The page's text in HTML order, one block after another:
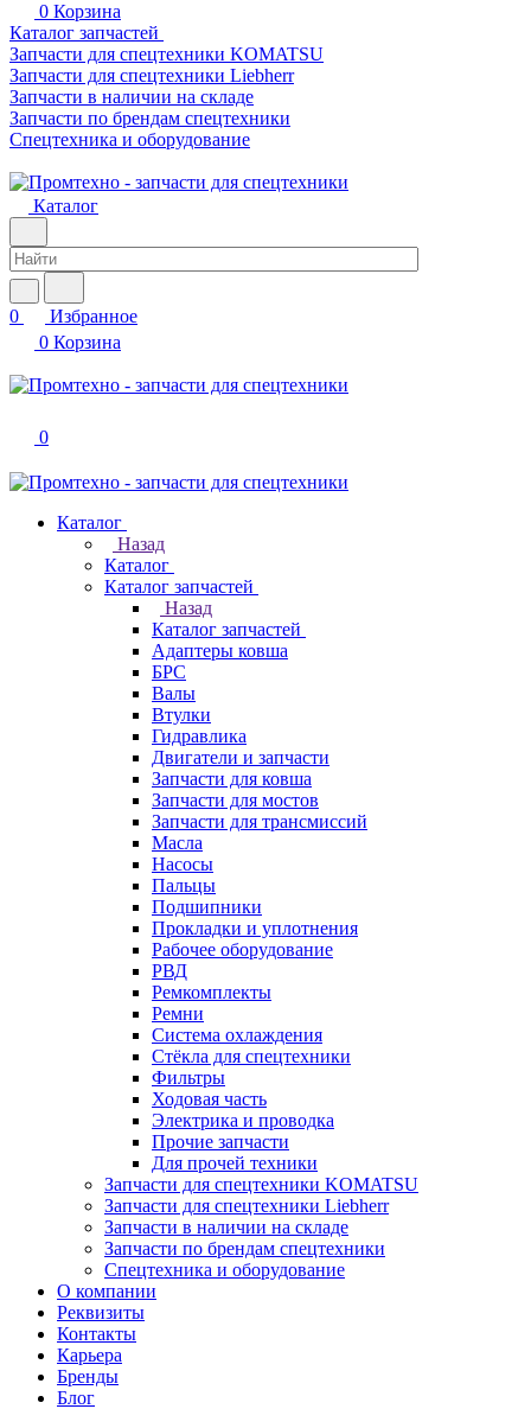
0 Корзина
Каталог запчастей
Запчасти для спецтехники KOMATSU
Запчасти для спецтехники Liebherr
Запчасти в наличии на складе
Запчасти по брендам спецтехники
Спецтехника и оборудование
Каталог
0
Избранное
0 Корзина
0
Каталог
Назад
Каталог
Каталог запчастей
Назад
Каталог запчастей
Адаптеры ковша
БРС
Валы
Втулки
Гидравлика
Двигатели и запчасти
Запчасти для ковша
Запчасти для мостов
Запчасти для трансмиссий
Масла
Насосы
Пальцы
Подшипники
Прокладки и уплотнения
Рабочее оборудование
РВД
Ремкомплекты
Ремни
Система охлаждения
Стёкла для спецтехники
Фильтры
Ходовая часть
Электрика и проводка
Прочие запчасти
Для прочей техники
Запчасти для спецтехники KOMATSU
Запчасти для спецтехники Liebherr
Запчасти в наличии на складе
Запчасти по брендам спецтехники
Спецтехника и оборудование
О компании
Реквизиты
Контакты
Карьера
Бренды
Блог